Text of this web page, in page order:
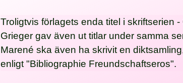
Troligtvis förlagets enda titel i skriftserien -
Grieger gav även ut titlar under samma
Marené ska även ha skrivit en
enligt "Bibliographie Freundschaftseros".